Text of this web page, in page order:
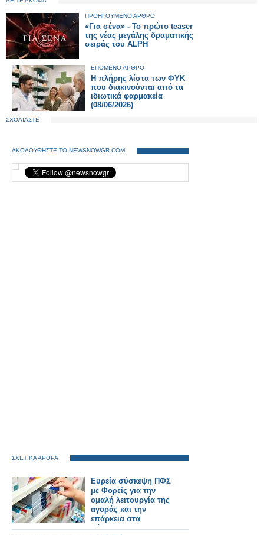
ΠΡΟΗΓΟΥΜΕΝΟ ΑΡΘΡΟ
«Για σένα» - Το πρώτο teaser
της νέας μεγάλης δραματικής
σειράς του ALPH
ΕΠΟΜΕΝΟ ΑΡΘΡΟ
Η πλήρης λίστα των ΦΥΚ
που διακινούνται από τα
ιδιωτικά φαρμακεία
(08/06/2026)
ΣΧΟΛΙΑΣΤΕ
ΑΚΟΛΟΥΘΗΣΤΕ ΤΟ NEWSNOWGR.COM
ΣΧΕΤΙΚΑ ΑΡΘΡΑ
Ευρεία σύσκεψη ΠΦΣ
με Φορείς για την
ομαλή λειτουργία της
αγοράς και την
επάρκεια στα
φάρμακα!